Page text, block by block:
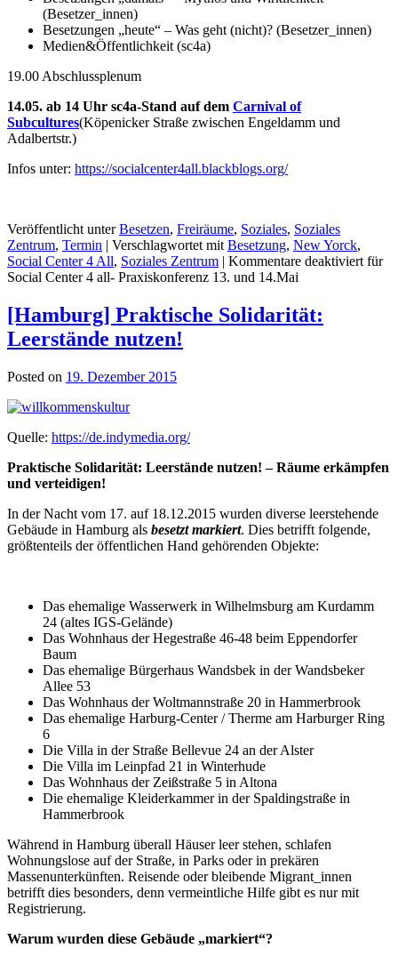
(Besetzer_innen)
Besetzungen „heute“ – Was geht (nicht)? (Besetzer_innen)
Medien&Öffentlichkeit (sc4a)
19.00 Abschlussplenum
14.05. ab 14 Uhr sc4a-Stand auf dem Carnival of
Subcultures(Köpenicker Straße zwischen Engeldamm und
Adalbertstr.)
Infos unter: https://socialcenter4all.blackblogs.org/
Veröffentlicht unter Besetzen, Freiräume, Soziales, Soziales
Zentrum, Termin | Verschlagwortet mit Besetzung, New Yorck,
Social Center 4 All, Soziales Zentrum | Kommentare deaktiviert für
Social Center 4 all- Praxiskonferenz 13. und 14.Mai
[Hamburg] Praktische Solidarität:
Leerstände nutzen!
Posted on 19. Dezember 2015
Quelle: https://de.indymedia.org/
Praktische Solidarität: Leerstände nutzen! –Räume erkämpfen
und verteidigen!
In der Nacht vom 17. auf 18.12.2015 wurden diverse leerstehende
Gebäude in Hamburg als besetzt markiert. Dies betrifft folgende,
größtenteils der öffentlichen Hand gehörenden Objekte:
Das ehemalige Wasserwerk in Wilhelmsburg am Kurdamm
24 (altes IGS-Gelände)
Das Wohnhaus der Hegestraße 46-48 beim Eppendorfer
Baum
Das ehemalige Bürgerhaus Wandsbek in der Wandsbeker
Allee 53
Das Wohnhaus der Woltmannstraße 20 in Hammerbrook
Das ehemalige Harburg-Center / Therme am Harburger Ring
6
Die Villa in der Straße Bellevue 24 an der Alster
Die Villa im Leinpfad 21 in Winterhude
Das Wohnhaus der Zeißstraße 5 in Altona
Die ehemalige Kleiderkammer in der Spaldingstraße in
Hammerbrook
Während in Hamburg überall Häuser leer stehen, schlafen
Wohnungslose auf der Straße, in Parks oder in prekären
Massenunterkünften. Reisende oder bleibende Migrant_innen
betrifft dies besonders, denn vermeintliche Hilfe gibt es nur mit
Registrierung.
Warum wurden diese Gebäude „markiert“?